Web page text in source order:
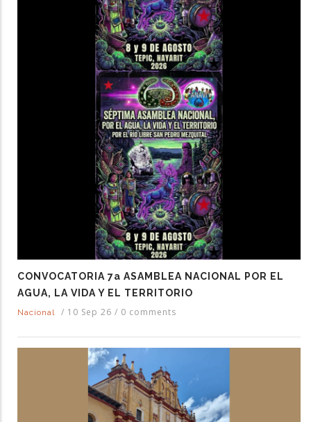
CONVOCATORIA 7a ASAMBLEA NACIONAL POR EL
AGUA, LA VIDA Y EL TERRITORIO
Nacional / 10 Sep 26 / 0 comments